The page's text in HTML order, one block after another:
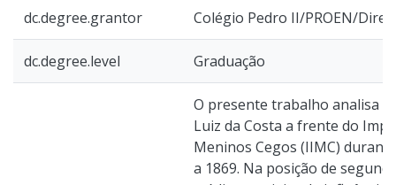
dc.degree.grantor Colégio Pedro II/PROEN/
dc.degree.level Graduação
O presente trabalho analisa a
Luiz da Costa a frente do
Meninos Cegos (IIMC)
a 1869. Na posição de